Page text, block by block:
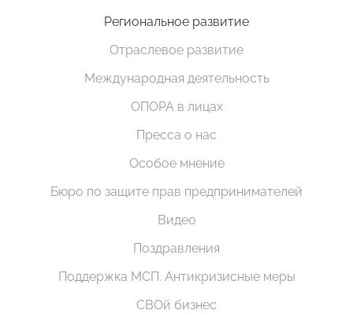
Региональное развитие
Отраслевое развитие
Международная деятельность
ОПОРА в лицах
Пресса о нас
Особое мнение
Бюро по защите прав предпринимателей
Видео
Поздравления
Поддержка МСП. Антикризисные меры
СВОй бизнес